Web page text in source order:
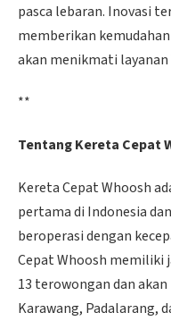
pasca lebaran. Inovasi
memberikan
akan menikmati layanan
**
Tentang Kereta Cepat
Kereta Cepat Whoosh
pertama di Indonesia
beroperasi dengan
Cepat Whoosh memiliki
13 terowongan dan
Karawang, Padalarang,